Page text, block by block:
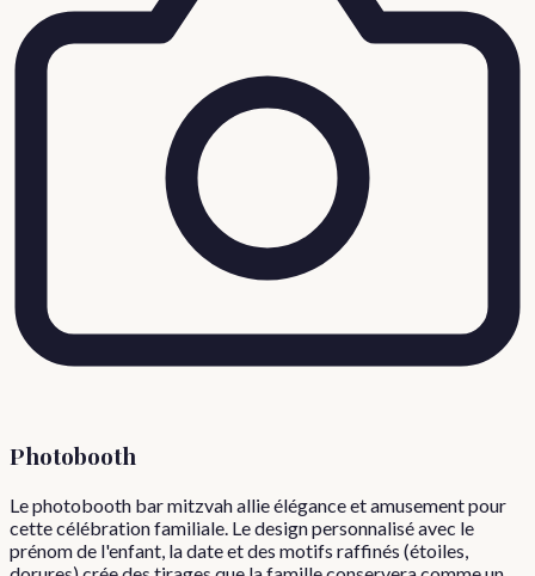
Photobooth
Le photobooth bar mitzvah allie élégance et amusement pour
cette célébration familiale. Le design personnalisé avec le
prénom de l'enfant, la date et des motifs raffinés (étoiles,